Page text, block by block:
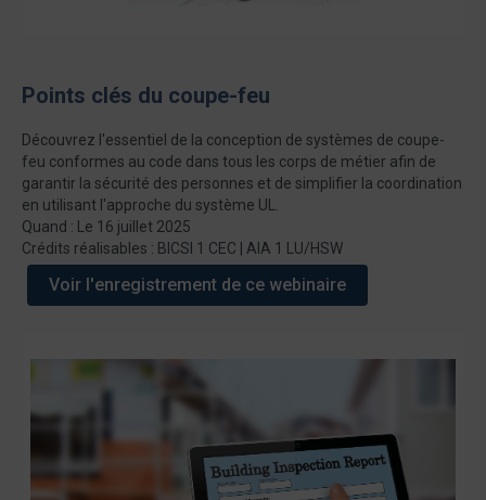
Points clés du coupe-feu
Découvrez l'essentiel de la conception de systèmes de coupe-
feu conformes au code dans tous les corps de métier afin de
garantir la sécurité des personnes et de simplifier la coordination
en utilisant l'approche du système UL.
Quand : Le 16 juillet 2025
Crédits réalisables : BICSI 1 CEC | AIA 1 LU/HSW
Voir l'enregistrement de ce webinaire